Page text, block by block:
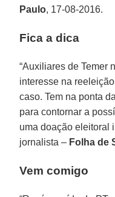
Paulo, 17-08-2016.
Fica a dica
“Auxiliares de Temer
interesse na
caso. Tem na ponta
para contornar a
uma doação eleitoral
jornalista – Folha de
Vem comigo